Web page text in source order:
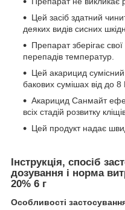
Цей засіб здатний
деяких видів сисних
Препарат зберігає
перепадів температур.
Цей акарицид
бакових сумішах від до 8
Акарицид Санмайт
всіх стадій розвитку
Цей продукт надає
Інструкція, спосіб
дозування і норма
20% 6 г
Особливості